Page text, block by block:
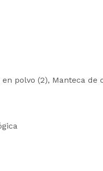
polvo (2), Manteca de